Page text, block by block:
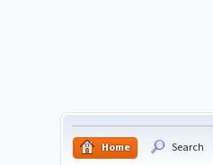
Home Search